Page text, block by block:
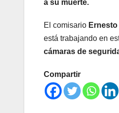
a su muerte.
El comisario
está trabajando en
cámaras de
Compartir